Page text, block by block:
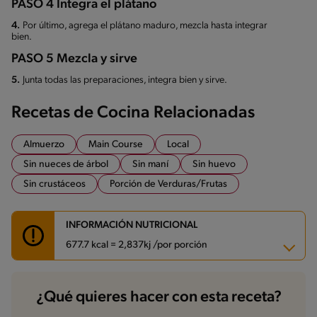
PASO 4 Integra el plátano
4. Por último, agrega el plátano maduro, mezcla hasta integrar
bien.
PASO 5 Mezcla y sirve
5. Junta todas las preparaciones, integra bien y sirve.
Recetas de Cocina Relacionadas
Almuerzo Main Course
Local
Sin nueces de árbol
Sin maní
Sin huevo
Sin crustáceos
Porción de Verduras/Frutas
INFORMACIÓN NUTRICIONAL
677.7 kcal = 2,837kj /por porción
Carbohidratos 80.3 g
Energía 677.7 kcal
¿Qué quieres hacer con esta receta?